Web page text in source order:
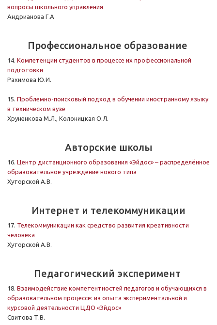
вопросы школьного управления
Андрианова Г.А
Профессиональное образование
14. Компетенции студентов в процессе их профессиональной
подготовки
Рахимова Ю.И.
15. Проблемно-поисковый подход в обучении иностранному языку
в техническом вузе
Хруненкова М.Л., Колоницкая О.Л.
Авторские школы
16. Центр дистанционного образования «Эйдос» – распределённое
образовательное учреждение нового типа
Хуторской А.В.
Интернет и телекоммуникации
17. Телекоммуникации как средство развития креативности
человека
Хуторской А.В.
Педагогический эксперимент
18. Взаимодействие компетентностей педагогов и обучающихся в
образовательном процессе: из опыта экспериментальной и
курсовой деятельности ЦДО «Эйдос»
Свитова Т.В.